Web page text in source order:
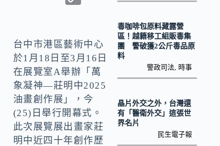
o
o
k
y
Li
n
k
台中市港區藝術中心
於1月18日至3月16日
在展覽室A舉辦「萬
象凝神—莊明中2025
油畫創作展」，今
(25)日舉行開幕式。
此次展覽展出畫家莊
明中近四十年創作歷
毒咖啡包原料藏露營
區！越籍移工組販毒集
團 警破獲2公斤毒品原
料
警政司法 時事
晶片外交之外，台灣還
有「醫衛外交」這張世
界名片
民生電子報